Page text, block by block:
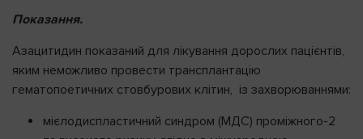
Показання.
Азацитидин показаний для лікування дорослих пацієнтів,
яким неможливо провести трансплантацію
гематопоетичних стовбурових клітин, із захворюваннями:
мієлодиспластичний синдром (МДС) проміжного-2